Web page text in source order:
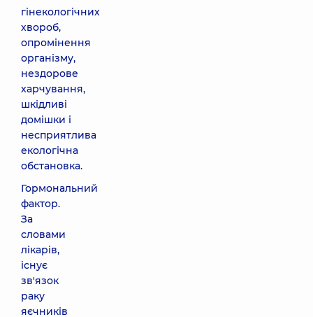
гінекологічних
хвороб,
опромінення
організму,
нездорове
харчування,
шкідливі
домішки і
несприятлива
екологічна
обстановка.
Гормональний
фактор.
За
словами
лікарів,
існує
зв'язок
раку
яєчників